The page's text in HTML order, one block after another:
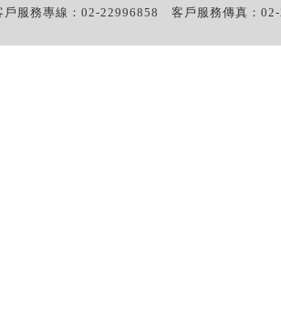
戶服務專線：02-22996858 客戶服務傳真：